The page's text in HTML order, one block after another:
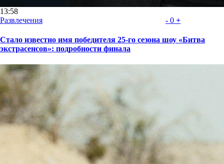
13:58
Развлечения
- 0 +
Стало известно имя победителя 25-го сезона шоу «Битва
экстрасенсов»: подробности финала